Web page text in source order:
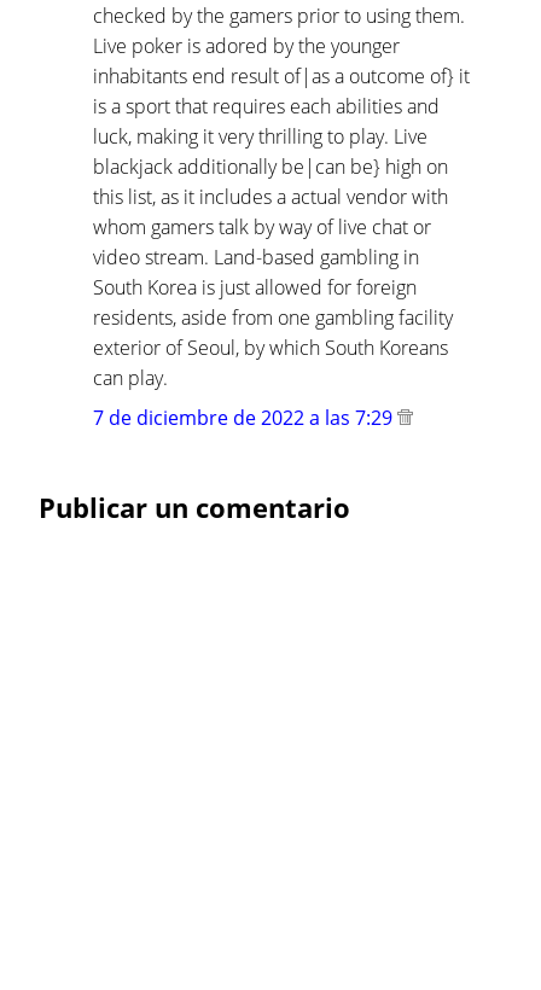
checked by the gamers prior to using them.
Live poker is adored by the younger
inhabitants end result of|as a outcome of} it
is a sport that requires each abilities and
luck, making it very thrilling to play. Live
blackjack additionally be|can be} high on
this list, as it includes a actual vendor with
whom gamers talk by way of live chat or
video stream. Land-based gambling in
South Korea is just allowed for foreign
residents, aside from one gambling facility
exterior of Seoul, by which South Koreans
can play.
7 de diciembre de 2022 a las 7:29
Publicar un comentario